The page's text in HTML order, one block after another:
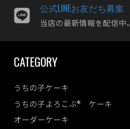
2023年11月
2023年10月
2023年09月
2023年08月
2023年06月
2023年05月
2023年04月
公式LINEお友だち募集
当店の最新情報を配信中。
CATEGORY
うちの子ケーキ
うちの子よろこぶ® ケーキ
オーダーケーキ